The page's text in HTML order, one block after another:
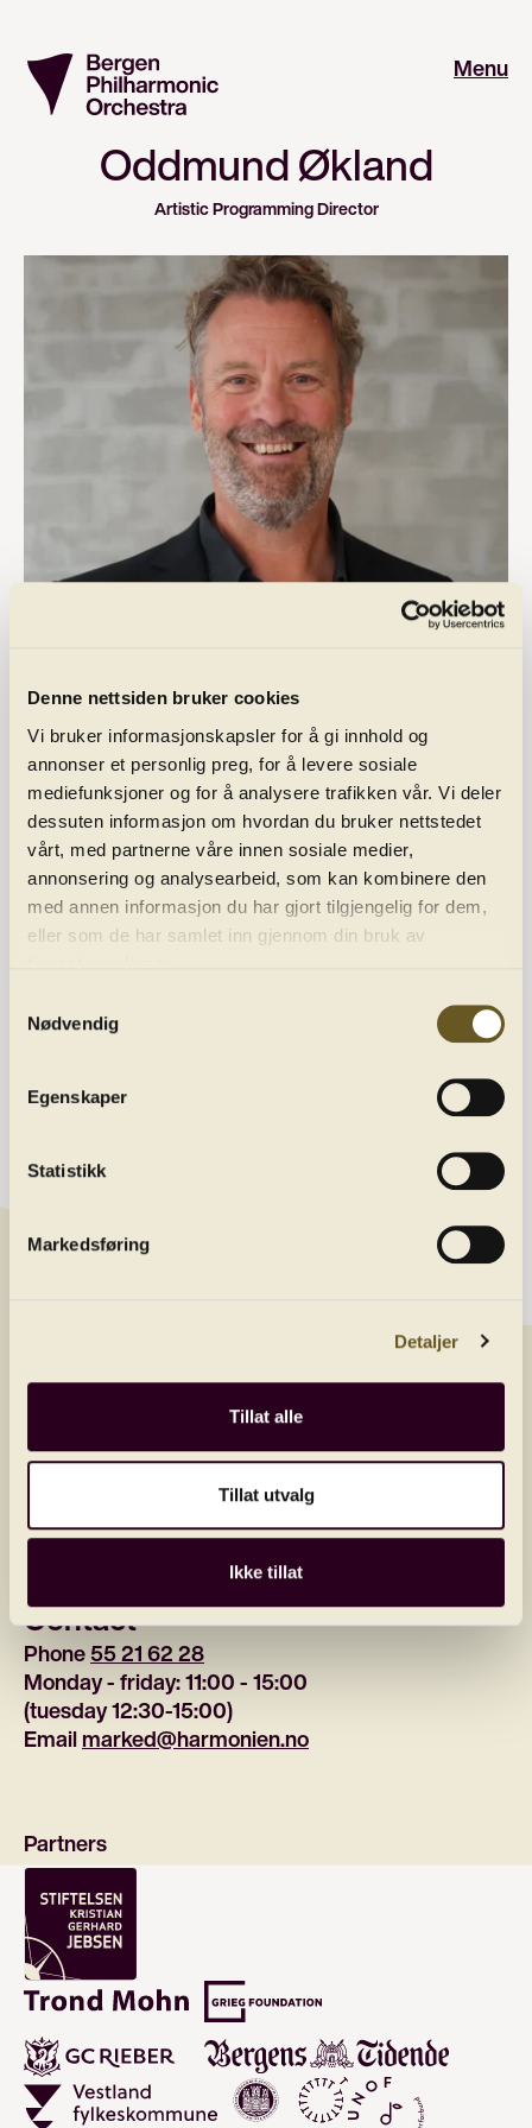
Denne nettsiden bruker cookies
Vi bruker informasjonskapsler for å gi innhold og
annonser et personlig preg, for å levere sosiale
mediefunksjoner og for å analysere trafikken vår. Vi deler
dessuten informasjon om hvordan du bruker nettstedet
vårt, med partnerne våre innen sosiale medier,
annonsering og analysearbeid, som kan kombinere den
med annen informasjon du har gjort tilgjengelig for dem,
eller som de har samlet inn gjennom din bruk av
Nødvendig
Egenskaper
Statistikk
Markedsføring
Detaljer
Tillat alle
Tillat utvalg
Ikke tillat
Menu
Oddmund Økland
Artistic Programming Director
E-post:
oddmund@harmonien.no
About us
Contact
Get the latest news by joining our newsletter
Contact
Phone 55 21 62 28
Monday - friday: 11:00 - 15:00
(tuesday 12:30-15:00)
Email marked@harmonien.no
Partners